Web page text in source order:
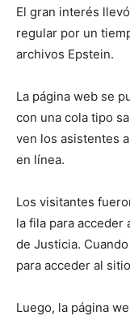
El gran interés
regular por un
archivos Epstein.
La página web se
con una cola tipo
ven los asistentes
en línea.
Los visitantes
la fila para
de Justicia.
para acceder al
Luego, la página